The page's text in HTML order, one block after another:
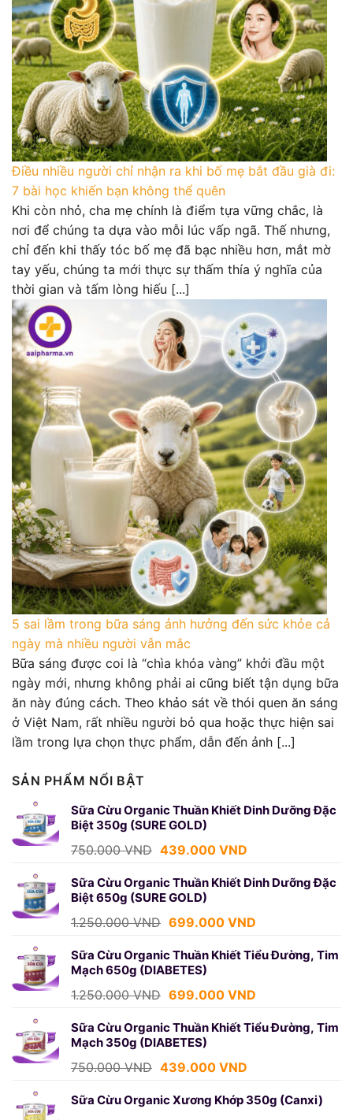
Điều nhiều người chỉ nhận ra khi bố mẹ bắt đầu già đi:
7 bài học khiến bạn không thể quên
Khi còn nhỏ, cha mẹ chính là điểm tựa vững chắc, là
nơi để chúng ta dựa vào mỗi lúc vấp ngã. Thế nhưng,
chỉ đến khi thấy tóc bố mẹ đã bạc nhiều hơn, mắt mờ
tay yếu, chúng ta mới thực sự thấm thía ý nghĩa của
thời gian và tấm lòng hiếu [...]
5 sai lầm trong bữa sáng ảnh hưởng đến sức khỏe cả
ngày mà nhiều người vẫn mắc
Bữa sáng được coi là “chìa khóa vàng” khởi đầu một
ngày mới, nhưng không phải ai cũng biết tận dụng bữa
ăn này đúng cách. Theo khảo sát về thói quen ăn sáng
ở Việt Nam, rất nhiều người bỏ qua hoặc thực hiện sai
lầm trong lựa chọn thực phẩm, dẫn đến ảnh [...]
SẢN PHẨM NỔI BẬT
Sữa Cừu Organic Thuần Khiết Dinh Dưỡng Đặc
Biệt 350g (SURE GOLD)
750.000VND Giá
là:
750.000 VND.
439.000 VNDGiá
tại
439.000 VND.
Sữa Cừu Organic Thuần Khiết Dinh Dưỡng Đặc
Biệt 650g (SURE GOLD)
1.250.000VND Giá
là:
1.250.000 VND.
699.000 VNDGiá
tại
Sữa Cừu Organic Thuần Khiết Tiểu Đường, Tim
Mạch 650g (DIABETES)
1.250.000VND Giá
là:
1.250.000 VND.
699.000 VNDGiá
tại
Sữa Cừu Organic Thuần Khiết Tiểu Đường, Tim
Mạch 350g (DIABETES)
750.000VND Giá
là:
439.000 VNDGiá
tại
Sữa Cừu Organic Xương Khớp 350g (Canxi)